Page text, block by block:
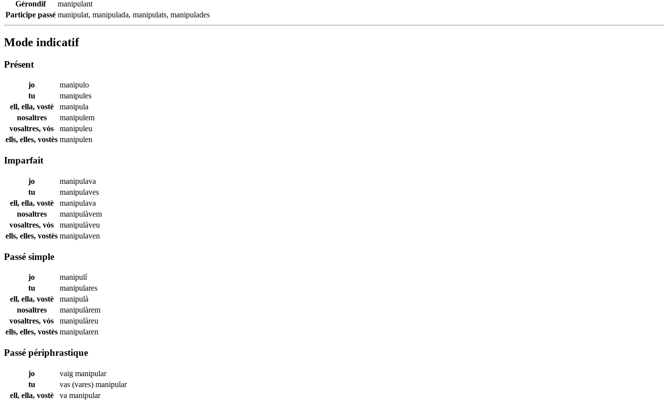
Gérondif
manipulant
Participe passé manipulat, manipulada, manipulats, manipulades
Mode indicatif
Présent
jo
manipulo
tu
manipules
ell, ella, vostè
manipula
nosaltres
manipulem
vosaltres, vós
manipuleu
ells, elles, vostès manipulen
Imparfait
jo
manipulava
tu
manipulaves
ell, ella, vostè
manipulava
nosaltres
manipulàvem
vosaltres, vós
manipulàveu
ells, elles, vostès manipulaven
Passé simple
jo
manipulí
tu
manipulares
ell, ella, vostè
manipulà
nosaltres
manipulàrem
vosaltres, vós
manipulàreu
ells, elles, vostès manipularen
Passé périphrastique
jo vaig manipular
tu
vas (vares) manipular
ell, ella, vostè
va manipular